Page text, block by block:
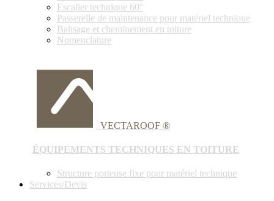
Escalier technique 60°
Passerelle de maintenance pour matériel technique
Balisage et cheminement en toiture
Nomenclature
VECTAROOF ®
ÉQUIPEMENTS TECHNIQUES EN TOITURE
Structure porteuse fixe pour matériel technique
Services/Devis